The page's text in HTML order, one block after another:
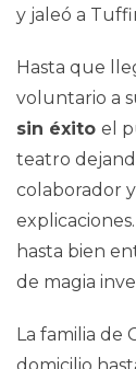
y jaleó a
Hasta que
voluntario a
sin éxito el
teatro
colaborador
hasta bien
de magia
La familia de